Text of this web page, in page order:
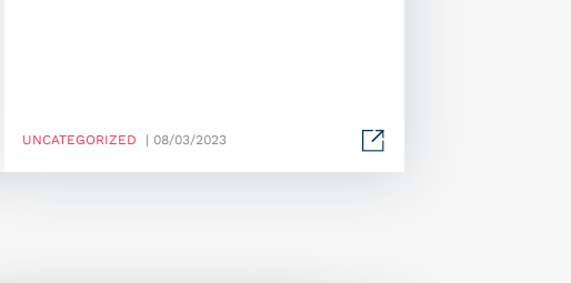
UNCATEGORIZED | 08/03/2023